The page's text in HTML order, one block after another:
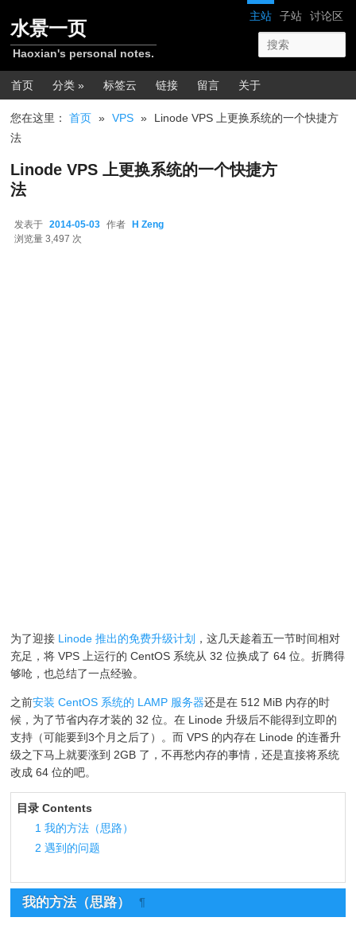
网站导航
主站 子站 讨论区
水景一页
Haoxian's personal notes.
主菜单
首页 分类 » 标签云 链接 留言 关于
您在这里：首页 » VPS »
Linode VPS 上更换系统的一个快捷方
法
Linode VPS 上更换系统的一个快捷方
法
发表于 2014-05-03 作者 H Zeng
浏览量 3,497 次
为了迎接 Linode 推出的免费升级计划 ，这几天趁着五一节时间相对
充足，将 VPS 上运行的 CentOS 系统从 32 位换成了 64 位。折腾得
够呛，也总结了一点经验。
之前安装 CentOS 系统的 LAMP 服务器还是在 512 MiB 内存的时
候，为了节省内存才装的 32 位。在 Linode 升级后不能得到立即的
支持（可能要到3个月之后了）。而 VPS 的内存在 Linode 的连番升
级之下马上就要涨到 2GB 了，不再愁内存的事情，还是直接将系统
改成 64 位的吧。
目录 Contents
1 我的方法（思路）
2 遇到的问题
我的方法（思路） ¶